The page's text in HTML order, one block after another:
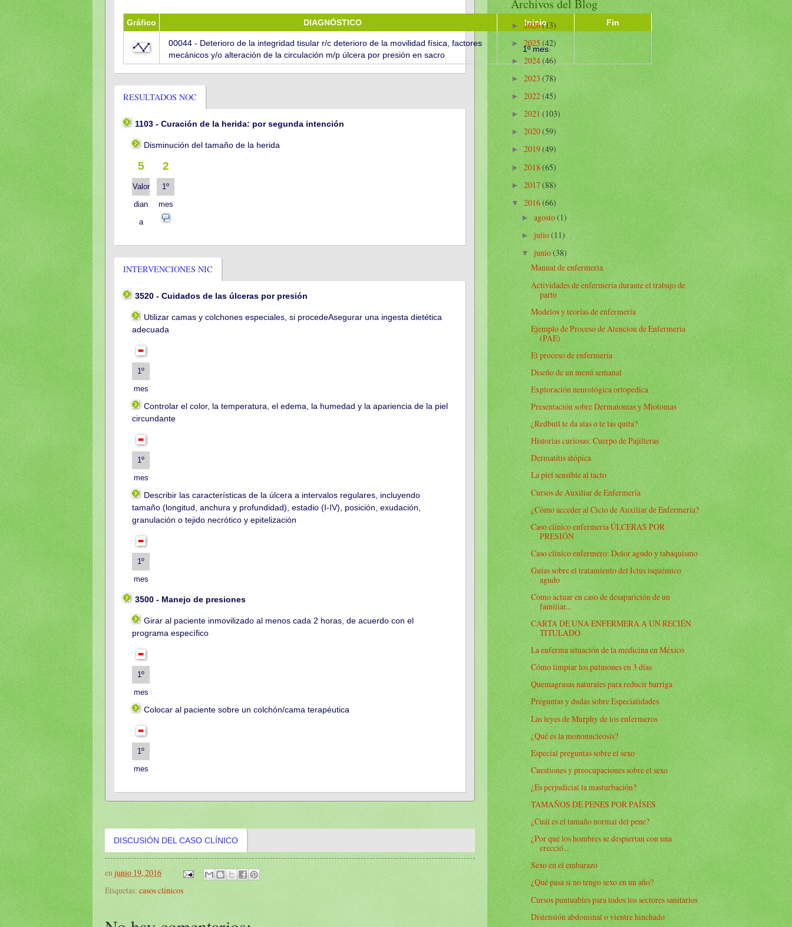
Gráfico DIAGNÓSTICO Inicio Fin
00044 - Deterioro de la integridad tisular r/c deterioro de la movilidad física, factores
mecánicos y/o alteración de la circulación m/p úlcera por presión en sacro
1º mes
RESULTADOS NOC
1103 - Curación de la herida: por segunda intención
Disminución del tamaño de la herida
5
Valor
dian
a
2
1º
mes
INTERVENCIONES NIC
3520 - Cuidados de las úlceras por presión
Utilizar camas y colchones especiales, si procedeAsegurar una ingesta dietética
adecuada
1º
mes
Controlar el color, la temperatura, el edema, la humedad y la apariencia de la piel
circundante
1º
mes
Describir las características de la úlcera a intervalos regulares, incluyendo
tamaño (longitud, anchura y profundidad), estadio (I-IV), posición, exudación,
granulación o tejido necrótico y epitelización
1º
mes
3500 - Manejo de presiones
Girar al paciente inmovilizado al menos cada 2 horas, de acuerdo con el
programa específico
1º
mes
Colocar al paciente sobre un colchón/cama terapéutica
1º
mes
DISCUSIÓN DEL CASO CLÍNICO
enjunio 19, 2016
Etiquetas: casos clínicos
Archivos del Blog
► 2026(13)
►2025(42)
►2024(46)
►2023(78)
►2022(45)
►2021(103)
►2020(59)
►2019(49)
►2018(65)
►2017(88)
▼2016(66)
►agosto(1)
►julio(11)
▼junio(38)
Manual de enfermeria
Actividades de enfermería durante el trabajo de
parto
Modelos y teorías de enfermería
Ejemplo de Proceso de Atencion de Enfermeria
(PAE)
El proceso de enfermería
Diseño de un menú semanal
Exploración neurológica ortopedica
Presentación sobre Dermatomas y Miotomas
¿Redbull te da alas o te las quita?
Historias curiosas: Cuerpo de Pajilleras
Dermatitis atópica
La piel sensible al tacto
Cursos de Auxiliar de Enfermería
¿Cómo acceder al Ciclo de Auxiliar de Enfermería?
Caso clínico enfermería ÚLCERAS POR
PRESIÓN
Caso clínico enfermero: Dolor agudo y tabaquismo
Guías sobre el tratamiento del Ictus isquémico
agudo
Como actuar en caso de desaparición de un
familiar...
CARTA DE UNA ENFERMERA A UN RECIÉN
TITULADO
La enferma situación de la medicina en México
Cómo limpiar los pulmones en 3 días
Quemagrasas naturales para reducir barriga
Preguntas y dudas sobre Especialidades
Las leyes de Murphy de los enfermeros
¿Qué es la mononucleosis?
Especial preguntas sobre el sexo
Cuestiones y preocupaciones sobre el sexo
¿Es perjudicial la masturbación?
TAMAÑOS DE PENES POR PAÍSES
¿Cuál es el tamaño normal del pene?
¿Por qué los hombres se despiertan con una
erecció...
Sexo en el embarazo
¿Qué pasa si no tengo sexo en un año?
Cursos puntuables para todos los sectores sanitarios
Distensión abdominal o vientre hinchado